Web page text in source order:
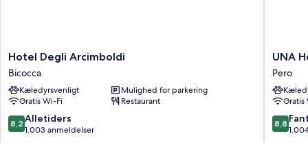
Hotel
Degli
Arcimboldi
Bicocca
Hotel Degli Arcimboldi
Bicocca
Kæledyrsvenligt
Mulighed for parkering
Gratis Wi-Fi
Restaurant
8.2
ud
8,2 Alletiders
1.003 anmeldelser
UNA
Hotels
Expo
Fiera
Milano
Pero
UNA
Pero
Gratis
8.8
ud
8,8